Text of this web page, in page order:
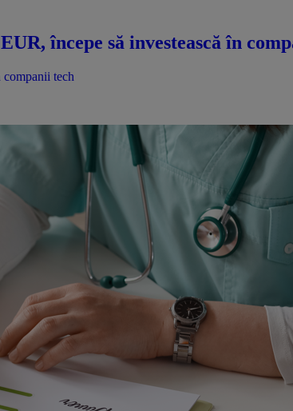
începe să investească în